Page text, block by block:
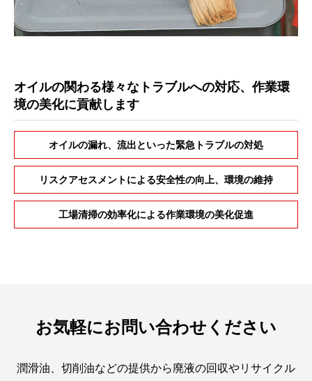
オイルの関わる様々なトラブルへの対応、作業環
境の美化に貢献します
オイルの漏れ、流出といった緊急トラブルの対処
リスクアセスメントによる安全性の向上、環境の維持
⼯場清掃の効率化による作業環境の美化促進
お気軽にお問い合わせください
潤滑油、切削油などの提供から廃液の回収やリサイクル